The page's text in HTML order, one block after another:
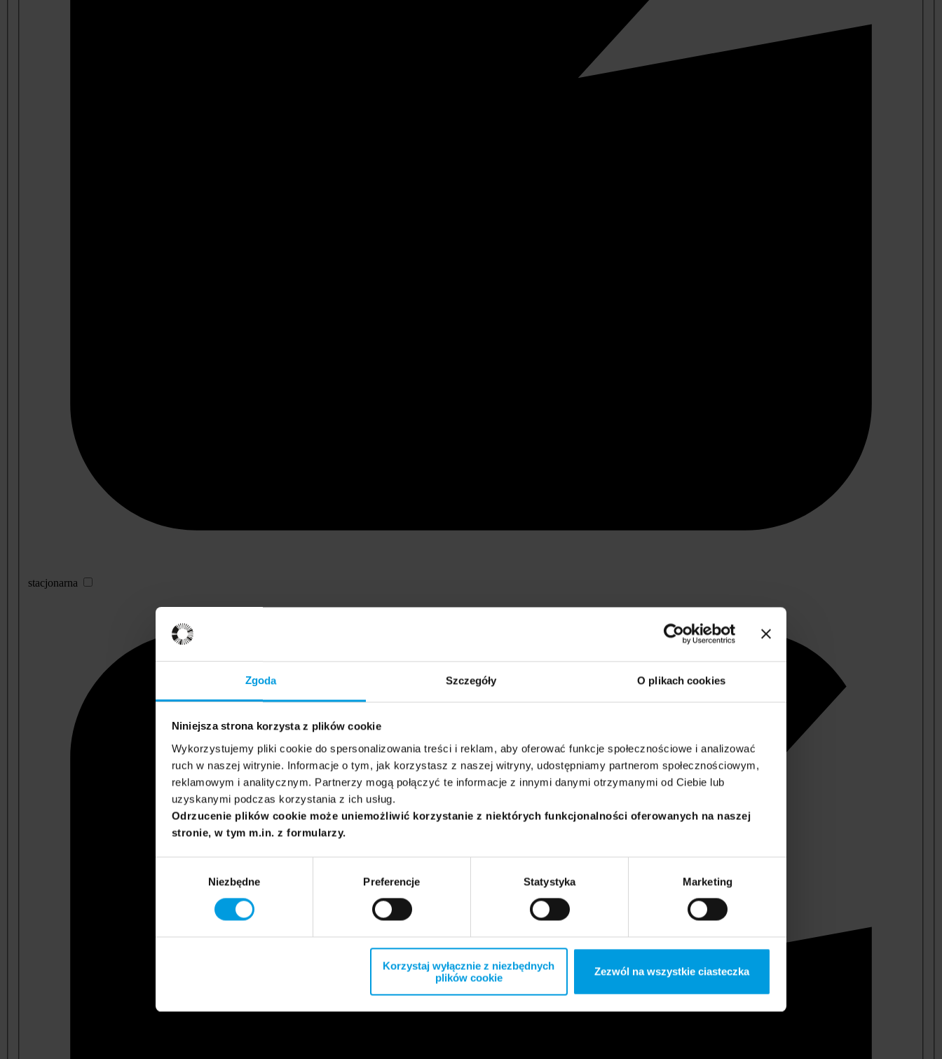
Zgoda Szczegóły O plikach cookies
Niniejsza strona korzysta z plików cookie
Wykorzystujemy pliki cookie do spersonalizowania treści i reklam, aby oferować funkcje społecznościowe i analizować
ruch w naszej witrynie. Informacje o tym, jak korzystasz z naszej witryny, udostępniamy partnerom społecznościowym,
reklamowym i analitycznym. Partnerzy mogą połączyć te informacje z innymi danymi otrzymanymi od Ciebie lub
uzyskanymi podczas korzystania z ich usług.
Odrzucenie plików cookie może uniemożliwić korzystanie z niektórych funkcjonalności oferowanych na naszej
stronie, w tym m.in. z formularzy.
Niezbędne Preferencje Statystyka Marketing
Korzystaj wyłącznie z niezbędnych
plików cookie
Zezwól na wszystkie ciasteczka
stacjonarna